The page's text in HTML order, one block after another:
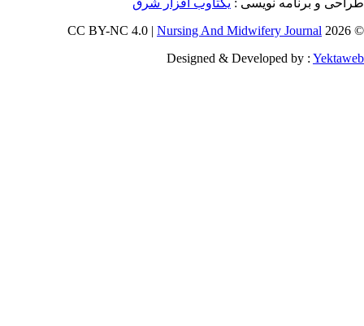
و برنامه نویسی : یکتاوب افزار شرق
©
Nursing And Midwifery Journal
Designed & Developed by :